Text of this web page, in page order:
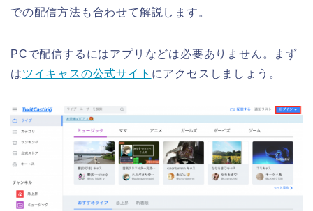
での配信方法も合わせて解説します。
PCで配信するにはアプリなどは必要ありません。まず
はツイキャスの公式サイト にアクセスしましょう。